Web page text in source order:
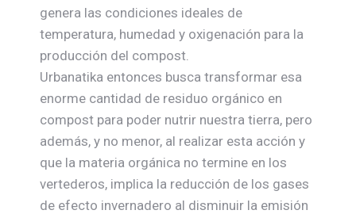
genera las condiciones ideales de
temperatura, humedad y oxigenación para la
producción del compost.
Urbanatika entonces busca transformar esa
enorme cantidad de residuo orgánico en
compost para poder nutrir nuestra tierra, pero
además, y no menor, al realizar esta acción y
que la materia orgánica no termine en los
vertederos, implica la reducción de los gases
de efecto invernadero al disminuir la emisión